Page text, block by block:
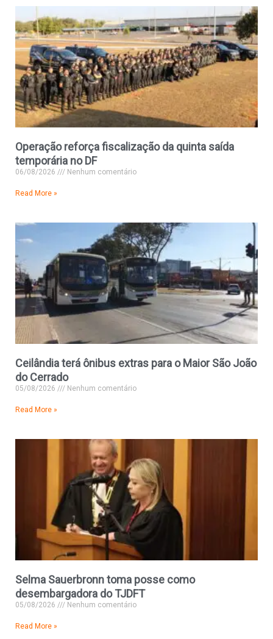
Operação reforça fiscalização da quinta saída
temporária no DF
06/08/2026 Nenhum comentário
Read More »
Ceilândia terá ônibus extras para o Maior São João
do Cerrado
05/08/2026 Nenhum comentário
Read More »
Selma Sauerbronn toma posse como
desembargadora do TJDFT
05/08/2026 Nenhum comentário
Read More »